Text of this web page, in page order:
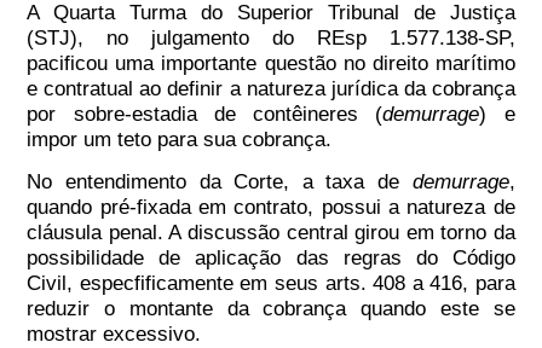
A Quarta Turma do Superior Tribunal de Justiça
(STJ), no julgamento do REsp 1.577.138-SP,
pacificou uma importante questão no direito marítimo
e contratual ao definir a natureza jurídica da cobrança
por sobre-estadia de contêineres (demurrage) e
impor um teto para sua cobrança.
No entendimento da Corte, a taxa de demurrage,
quando pré-fixada em contrato, possui a natureza de
cláusula penal. A discussão central girou em torno da
possibilidade de aplicação das regras do Código
Civil, especfificamente em seus arts. 408 a 416, para
reduzir o montante da cobrança quando este se
mostrar excessivo.